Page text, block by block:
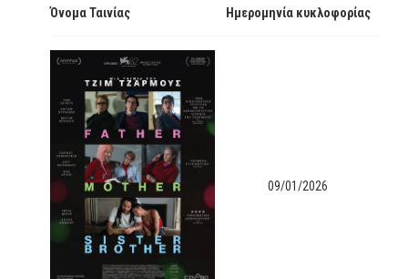
Όνομα Ταινίας Ημερομηνία κυκλοφορίας
09/01/2026